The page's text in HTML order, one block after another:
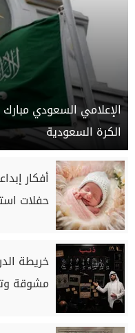
الإعلامي السعودي
الكرة السعودية
أفكار
حفلات
خريطة
مشوقة